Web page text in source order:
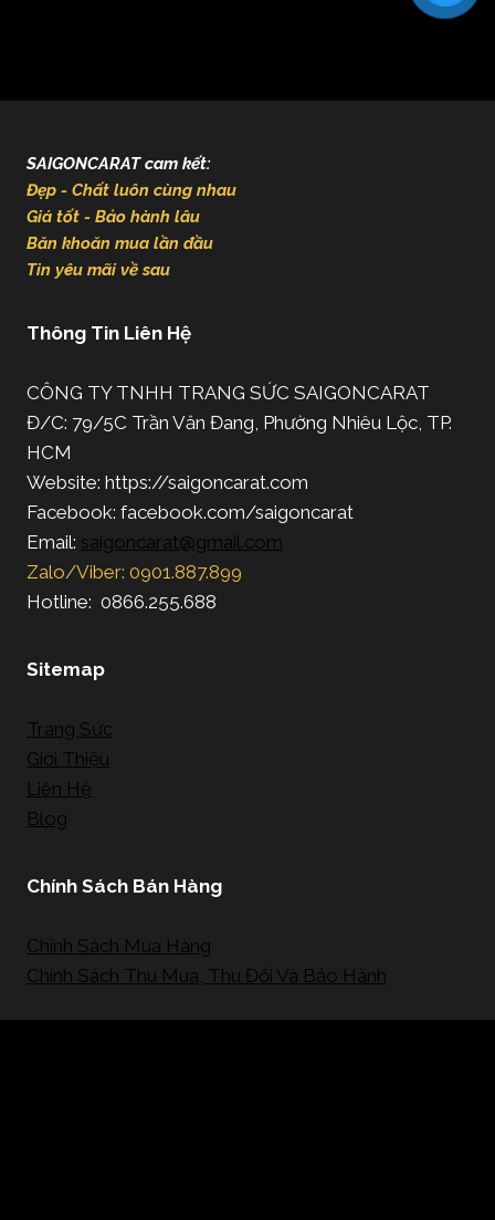
SAIGONCARAT cam kết:
Đẹp - Chất luôn cùng nhau
Giá tốt - Bảo hành lâu
Băn khoăn mua lần đầu
Tin yêu mãi về sau
Thông Tin Liên Hệ
CÔNG TY TNHH TRANG SỨC SAIGONCARAT
Đ/C: 79/5C Trần Văn Đang, Phường Nhiêu Lộc, TP.
HCM
Website: https://saigoncarat.com
Facebook: facebook.com/saigoncarat
Email: saigoncarat@gmail.com
Zalo/Viber: 0901.887.899
Hotline: 0866.255.688
Sitemap
Trang Sức
Giới Thiệu
Liên Hệ
Blog
Chính Sách Bán Hàng
Chính Sách Mua Hàng
Chính Sách Thu Mua, Thu Đổi Và Bảo Hành